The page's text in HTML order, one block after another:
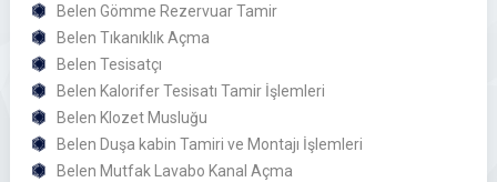
Belen Gömme Rezervuar Tamir
Belen Tıkanıklık Açma
Belen Tesisatçı
Belen Kalorifer Tesisatı Tamir İşlemleri
Belen Klozet Musluğu
Belen Duşa kabin Tamiri ve Montajı İşlemleri
Belen Mutfak Lavabo Kanal Açma